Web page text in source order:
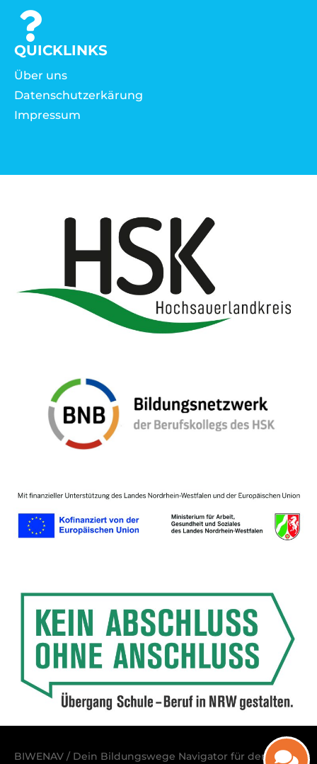
QUICKLINKS
Über uns
Datenschutzerkärung
Impressum
BIWENAV / Dein Bildungswege Navigator für den